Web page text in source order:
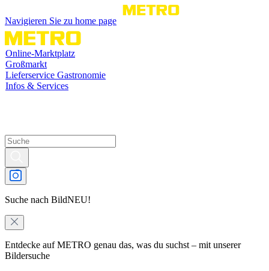
Navigieren Sie zu home page
Online-Marktplatz
Großmarkt
Lieferservice Gastronomie
Infos & Services
Suche nach BildNEU!
Entdecke auf METRO genau das, was du suchst – mit unserer
Bildersuche